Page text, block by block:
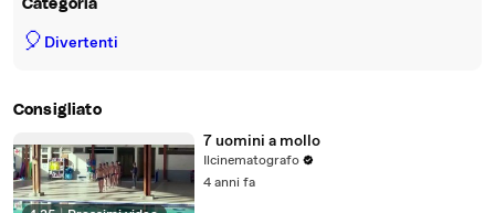
Categoria
🎈 Divertenti
Consigliato
7 uomini a mollo
Ilcinematografo
4 anni fa